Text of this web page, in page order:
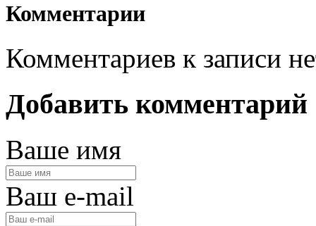
Комментарии
Комментариев к записи
Добавить комментарий
Ваше имя
Ваш e-mail